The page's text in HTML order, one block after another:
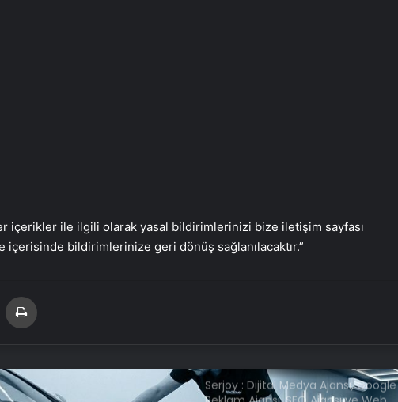
içerikler ile ilgili olarak yasal bildirimlerinizi bize iletişim sayfası
içerisinde bildirimlerinize geri dönüş sağlanılacaktır.”
Email'den paylaş
Türkiye’den Libya’ya seyahat uyarısı
Serjoy : Dijital Medya Ajansı, Google